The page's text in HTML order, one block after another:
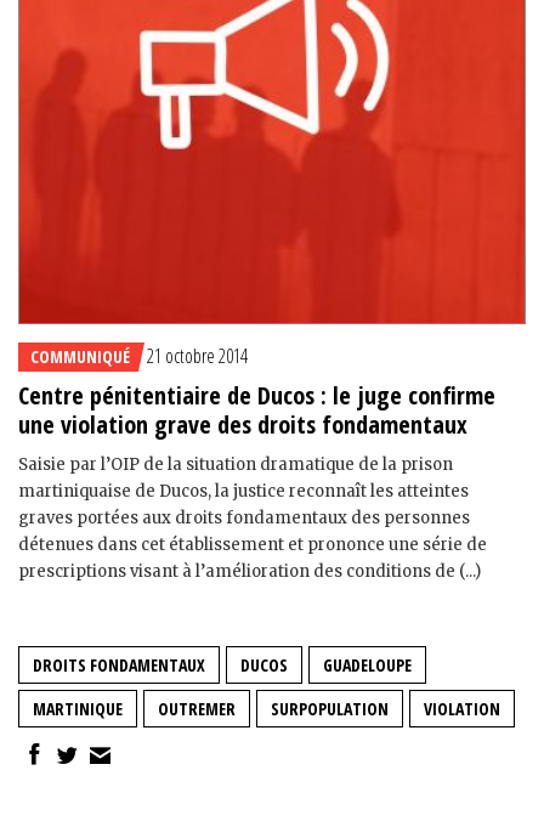
COMMUNIQUÉ 21 octobre 2014
Centre pénitentiaire de Ducos : le juge confirme
une violation grave des droits fondamentaux
Saisie par l’OIP de la situation dramatique de la prison
martiniquaise de Ducos, la justice reconnaît les atteintes
graves portées aux droits fondamentaux des personnes
détenues dans cet établissement et prononce une série de
prescriptions visant à l’amélioration des conditions de (...)
DROITS FONDAMENTAUX DUCOS
GUADELOUPE
MARTINIQUE
OUTREMER SURPOPULATION VIOLATION